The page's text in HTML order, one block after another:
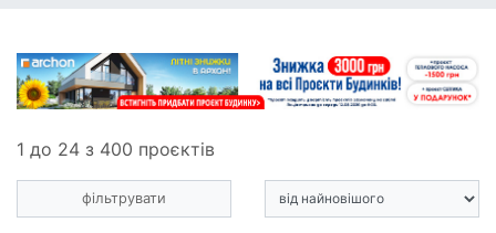
1 до 24 з 400 проєктів
фільтрувати